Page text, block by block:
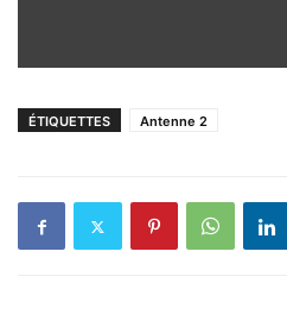
ÉTIQUETTES Antenne 2